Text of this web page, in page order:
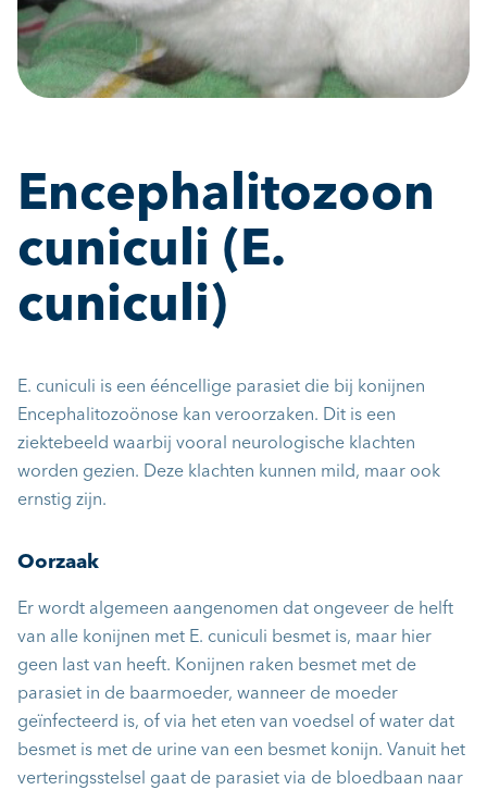
Encephalitozoon
cuniculi (E.
cuniculi)
E. cuniculi is een ééncellige parasiet die bij konijnen
Encephalitozoönose kan veroorzaken. Dit is een
ziektebeeld waarbij vooral neurologische klachten
worden gezien. Deze klachten kunnen mild, maar ook
ernstig zijn.
Oorzaak
Er wordt algemeen aangenomen dat ongeveer de helft
van alle konijnen met E. cuniculi besmet is, maar hier
geen last van heeft. Konijnen raken besmet met de
parasiet in de baarmoeder, wanneer de moeder
geïnfecteerd is, of via het eten van voedsel of water dat
besmet is met de urine van een besmet konijn. Vanuit het
verteringsstelsel gaat de parasiet via de bloedbaan naar